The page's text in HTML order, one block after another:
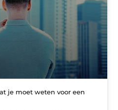
je moet weten voor een